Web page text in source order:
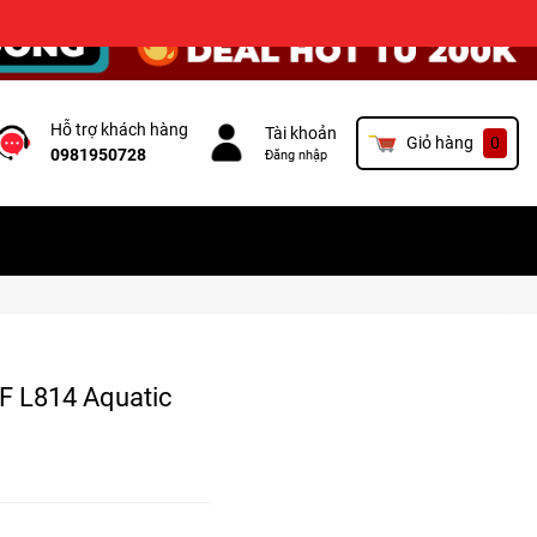
Hỗ trợ khách hàng
0981950728
Tài khoản
Đăng nhập
Giỏ hàng 0
L814 Aquatic